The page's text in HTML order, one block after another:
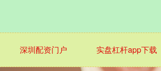
深圳配资门户 实盘杠杆app下载